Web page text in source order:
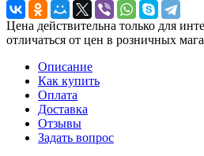
Цена действительна только для
отличаться от цен в розничных
Описание
Как купить
Оплата
Доставка
Отзывы
Задать вопрос